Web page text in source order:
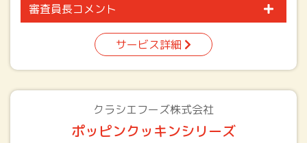
審査員長コメント
サービス詳細
クラシエフーズ株式会社
ポッピンクッキンシリーズ